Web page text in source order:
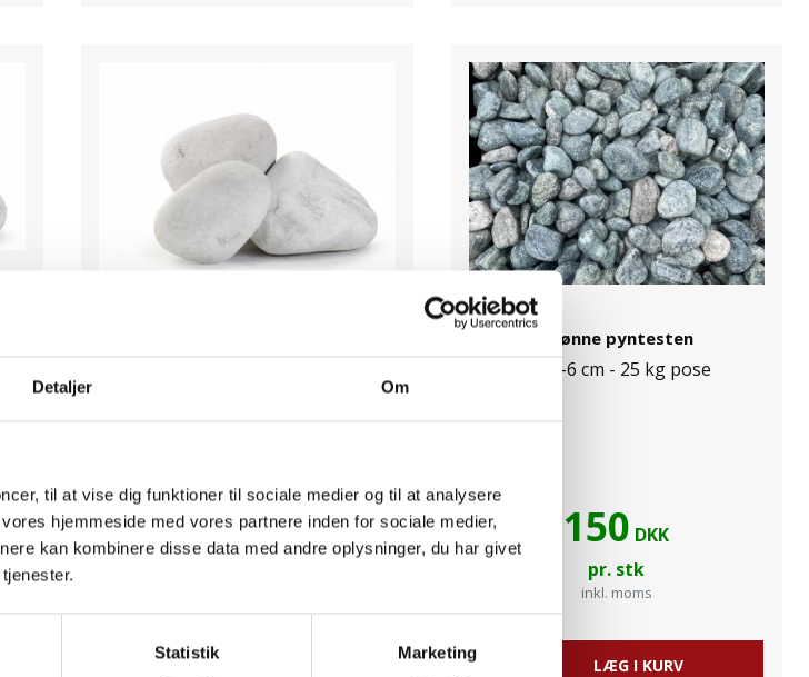
Detaljer Om
til at vise dig funktioner til sociale medier og til at analysere
hjemmeside med vores partnere inden for sociale medier,
kan kombinere disse data med andre oplysninger, du har givet
Statistik Marketing
1.750DKK
Grønne pyntesten
Ca. 3-6 cm - 25 kg pose
150 DKK
pr. stk
inkl. moms
LÆG I KURV